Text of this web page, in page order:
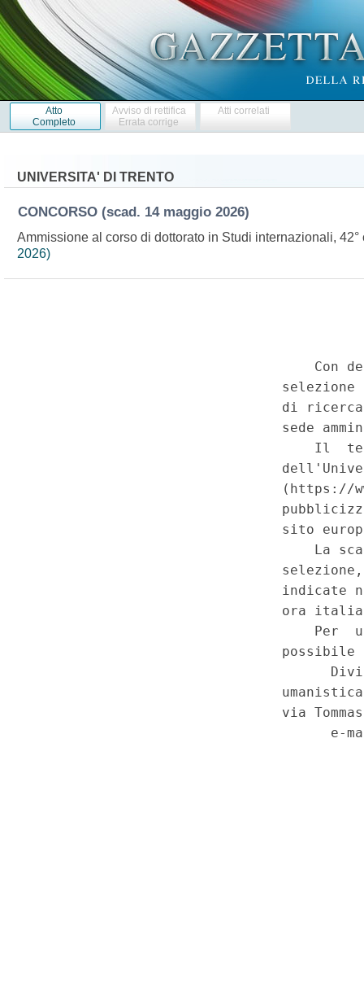
Atto
Completo
Avviso di rettifica
Errata corrige
Atti correlati
UNIVERSITA' DI TRENTO
CONCORSO (scad. 14 maggio 2026)
Ammissione al corso di dottorato in Studi internazionali,
2026)